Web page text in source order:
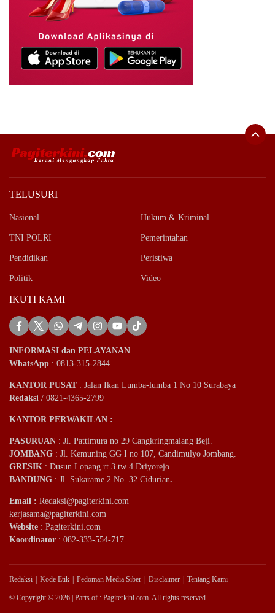
TELUSURI
Nasional Hukum & Kriminal
TNI POLRI Pemerintahan
Pendidikan Peristiwa
Politik Video
IKUTI KAMI
INFORMASI dan PELAYANAN
WhatsApp : 0813-315-2844
KANTOR PUSAT: Jalan Ikan Lumba-lumba 1 No 10 Surabaya
Redaksi / 0821-4365-2799
KANTOR PERWAKILAN :
PASURUAN : Jl. Pattimura no 29 Cangkringmalang Beji.
JOMBANG : Jl. Kemuning GG I no 107, Candimulyo Jombang.
GRESIK : Dusun Lopang rt 3 tw 4 Driyorejo.
BANDUNG : Jl. Sukarame 2 No. 32 Cidurian.
Email : Redaksi@pagiterkini.com
kerjasama@pagiterkini.com
Website : Pagiterkini.com
Koordinator : 082-333-554-717
Redaksi Kode Etik Pedoman Media Siber Disclaimer Tentang Kami
© Copyright © 2026 | Parts of : Pagiterkini.com. All rights reserved